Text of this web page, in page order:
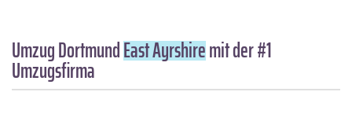
Umzug DortmundEast Ayrshiremit der #1
Umzugsfirma